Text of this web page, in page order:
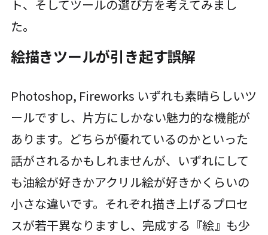
ト、そしてツールの選び方を考えてみまし
た。
絵描きツールが引き起す誤解
Photoshop, Fireworks いずれも素晴らしいツ
ールですし、片方にしかない魅力的な機能が
あります。どちらが優れているのかといった
話がされるかもしれませんが、いずれにして
も油絵が好きかアクリル絵が好きかくらいの
小さな違いです。それぞれ描き上げるプロセ
スが若干異なりますし、完成する『絵』も少